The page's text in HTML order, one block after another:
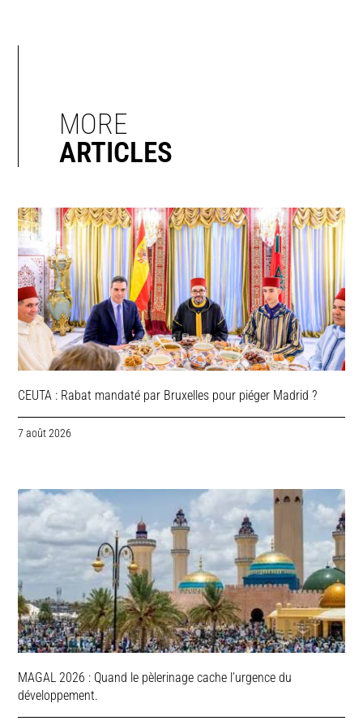
MORE
ARTICLES
CEUTA : Rabat mandaté par Bruxelles pour piéger Madrid ?
7 août 2026
MAGAL 2026 : Quand le pèlerinage cache l’urgence du
développement.